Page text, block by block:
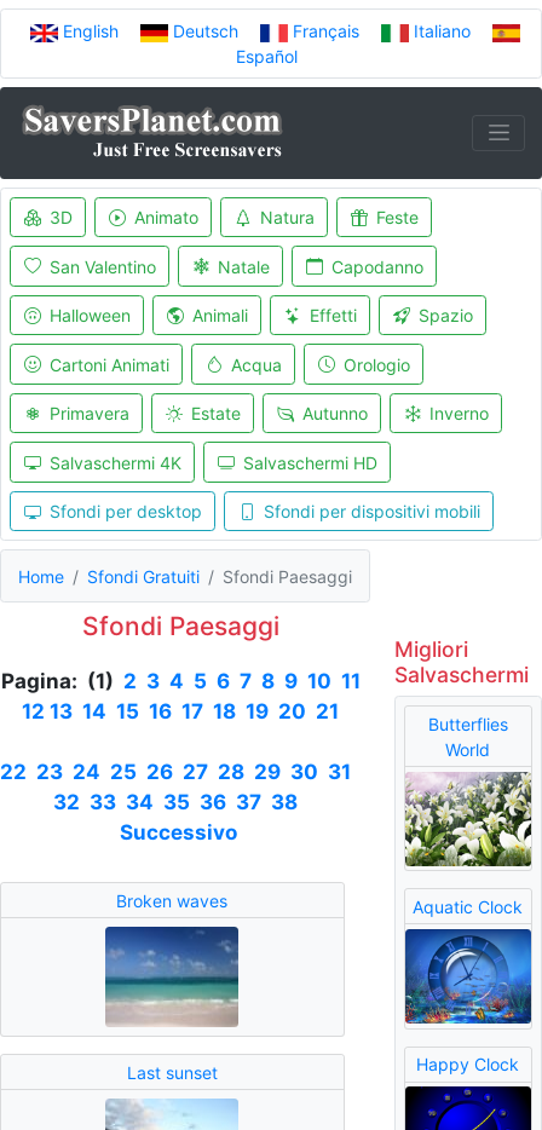
English Deutsch Français
Italiano
Español
3D Animato Natura Feste
San Valentino Natale Capodanno
Halloween Animali Effetti Spazio
Cartoni Animati Acqua Orologio
Primavera Estate Autunno Inverno
Salvaschermi 4K Salvaschermi HD
Sfondi per desktop Sfondi per dispositivi mobili
Home Sfondi Gratuiti Sfondi Paesaggi
Sfondi Paesaggi
Pagina: (1) 2 3 4 5 6 7 8 9 10 11
12 13 14 15 16 17 18 19 20 21
22 23 24 25 26 27 28 29 30 31
32 33 34 35 36 37 38
Successivo
Broken waves
Last sunset
Migliori
Salvaschermi
Butterflies
World
Aquatic Clock
Happy Clock